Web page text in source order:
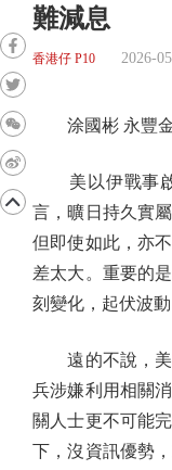
難減息
香港仔 P10 2026-
涂國彬 永豐金
美以伊戰事啟
言，曠日持久實
但即使如此，亦
差太大。重要的
刻變化，起伏波
遠的不說，美
兵涉嫌利用相關
關人士更不可能
下，沒資訊優勢